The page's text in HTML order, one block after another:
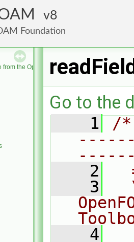
8
Foundation
the OpenFOAM Foundation
Go to the
    1
/
    2
    3
    4